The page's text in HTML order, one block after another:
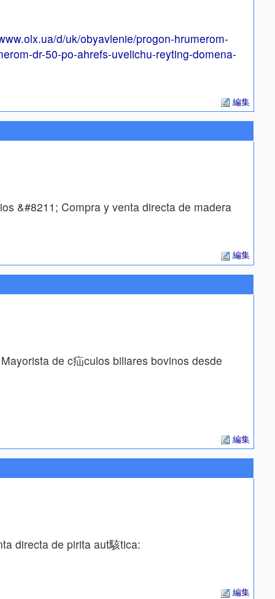
d/uk/obyavlenie/progon-hrumerom-
dr-50-po-ahrefs-uvelichu-reyting-domena-
編集
&#8211; Compra y venta directa de madera
編集
de c疝culos biliares bovinos desde
編集
directa de pirita aut駭tica:
編集